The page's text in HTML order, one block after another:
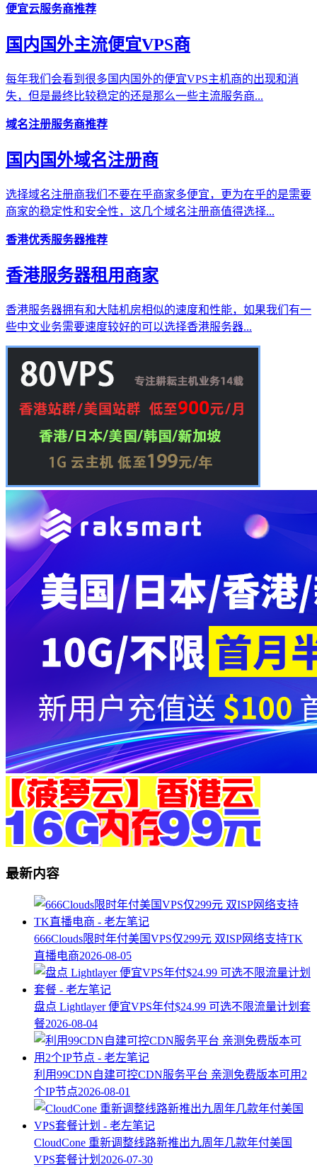
便宜云服务商推荐
国内国外主流便宜VPS商
每年我们会看到很多国内国外的便宜VPS主机商的出现和消
失，但是最终比较稳定的还是那么一些主流服务商...
域名注册服务商推荐
国内国外域名注册商
选择域名注册商我们不要在乎商家多便宜，更为在乎的是需要
商家的稳定性和安全性，这几个域名注册商值得选择...
香港优秀服务器推荐
香港服务器租用商家
香港服务器拥有和大陆机房相似的速度和性能，如果我们有一
些中文业务需要速度较好的可以选择香港服务器...
最新内容
666Clouds限时年付美国VPS仅299元 双ISP网络支持TK
直播电商2026-08-05
盘点 Lightlayer 便宜VPS年付$24.99 可选不限流量计划套
餐2026-08-04
利用99CDN自建可控CDN服务平台 亲测免费版本可用2
个IP节点2026-08-01
CloudCone 重新调整线路新推出九周年几款年付美国
VPS套餐计划 2026-07-30